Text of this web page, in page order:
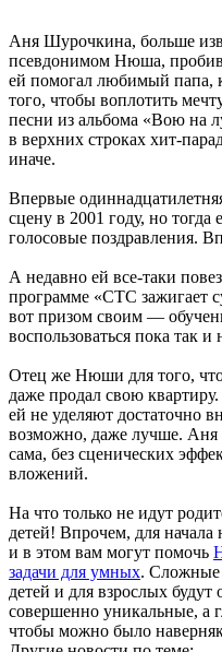
Аня Шурочкина, больше
псевдонимом Нюша,
ей помогал любимый папа,
того, чтобы воплотить
песни из альбома «Вою на
в верхних строках хит-
иначе.
Впервые
сцену в 2001 году, но
голосовые поздравления.
А недавно ей все-таки
программе «СТС зажигает
вот призом своим —
воспользоваться пока так и
Отец же Нюши для того,
даже продал свою
ей не уделяют достаточно
возможно, даже лучше. Аня
сама, без сценических
вложений.
На что только не идут
детей! Впрочем, для
и в этом вам могут помочь
задачи для умных. Сложные
детей и для взрослых
совершенно уникальные, а
чтобы можно было